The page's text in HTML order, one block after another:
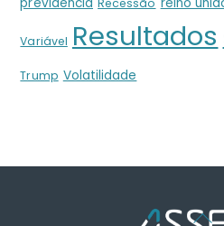
previdência Recessão reino
Variável Resultados
Trump Volatilidade